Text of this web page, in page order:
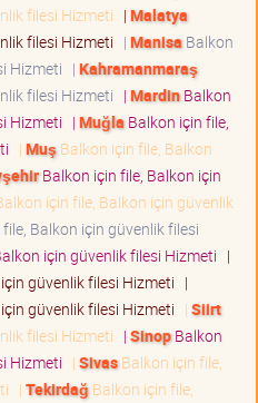
filesi Hizmeti | Malatya
filesi Hizmeti | Manisa Balkon
Hizmeti | Kahramanmaraş
filesi Hizmeti | MardinBalkon
Hizmeti | Muğla Balkon için file,
| Muş Balkon için file, Balkon
Balkon için file, Balkon için
için file, Balkon için güvenlik
Balkon için güvenlik filesi
için güvenlik filesi Hizmeti |
güvenlik filesi Hizmeti |
güvenlik filesi Hizmeti | Siirt
filesi Hizmeti | SinopBalkon
Hizmeti | SivasBalkon için file,
| Tekirdağ Balkon için file,